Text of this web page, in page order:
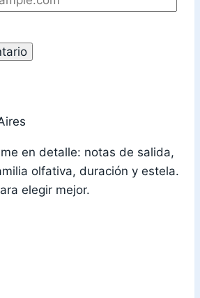
en detalle: notas de salida,
olfativa, duración y estela.
elegir mejor.